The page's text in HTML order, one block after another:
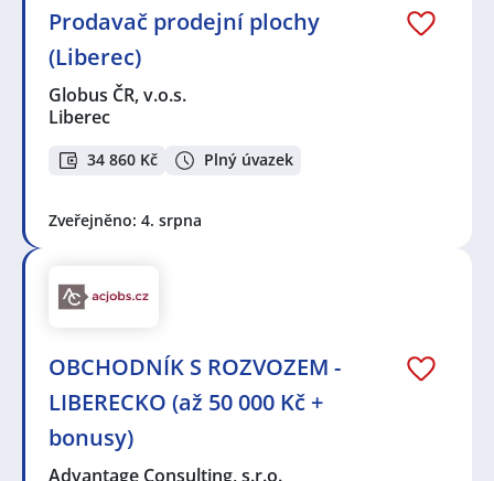
Prodavač prodejní plochy
(Liberec)
Globus ČR, v.o.s.
Liberec
34 860 Kč Plný úvazek
Zveřejněno: 4. srpna
OBCHODNÍK S ROZVOZEM -
LIBERECKO (až 50 000 Kč +
bonusy)
Advantage Consulting, s.r.o.